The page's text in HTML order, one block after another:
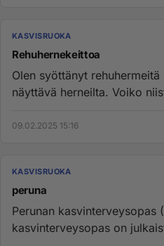
KASVISRUOKA
Rehuhernekeittoa
Olen syöttänyt
näyttävä herneilta. Voiko
09.02.2025 15:16
KASVISRUOKA
peruna
Perunan kasvinterveysopas
kasvinterveysopas on